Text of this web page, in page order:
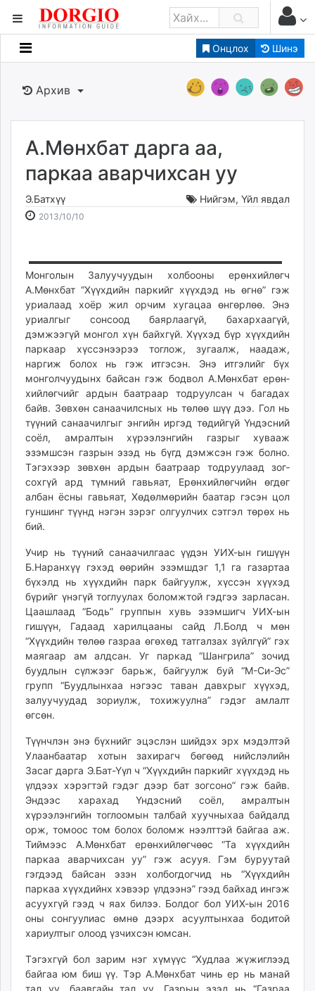
Онцлох Шинэ
Мэдээллийн
Банк санхүү
Бизнес ААН
Төрийн
dorgio.mn
Gogo.mn
zindaa.mn
Baabar.mn
tovch.mn
ikon.mn
mnb.mn
Livetv.mn
Eguur.mn
24tsag.mn
shuud.mn
eagle.mn
ergelt.mn
zarig.mn
today.mn
zuv.mn
mminfo.mn
urlag.mn
unen.mn
asu.mn
shudarga.mn
shuurhai.mn
unuudur.mn
isee.mn
mglradio.com
fact.mn
itoim.mn
shuum.mn
times.mn
tvmongolia.mn
mass.mn
unegui.mn
assa.mn
tac.mn
paparazzi.mn
unread.today
Архив
А.Мөнхбат дарга аа,
паркаа аварчихсан уу
Э.Батхүү Нийгэм, Үйл явдал
2013/10/10
16:51:59
02:53:45
Монголын Залуучуудын холбооны ерөнхийлөгч
А.Мөнхбат “Хүүхдийн пар­кийг хүүхдэд нь өгнө” гэж
уриалаад хоёр жил орчим хугацаа өнгөрлөө. Энэ
уриал­гыг сонсоод баярлаагүй, бахар­хаагүй,
дэмжээгүй мон­гол хүн байхгүй. Хүүхэд бүр хүүхдийн
паркаар хүс­сэнээрээ тоглож, зугаалж, наа­даж,
наргиж болох нь гэж итгэсэн. Энэ итгэлийг бүх
монголчуудынх байсан гэж бодвол А.Мөнхбат ерөн­
хийлөгчийг ардын баатраар тодруулсан ч багадах
байв. Зөвхөн санаачилсных нь төлөө шүү дээ. Гол нь
түүний санаа­чилгыг энгийн иргэд төдийгүй Үндэсний
соёл, амралтын хүрээлэнгийн газрыг хувааж
эзэмшсэн газрын эзэд нь бүгд дэмжсэн гэж болно.
Тэгэхээр зөвхөн ардын баатраар тодруулаад зог­
сохгүй ард түмний гавьяат, Ерөнхийлөгчийн өгдөг
албан ёсны гавьяат, Хөдөлмөрийн баатар гэсэн цол
гуншинг түүнд нэгэн зэрэг олгуулчих сэтгэл төрөх нь
бий.
Учир нь түүний санаачилгаас үүдэн УИХ-ын гишүүн
Б.Наранхүү гэхэд өөрийн эзэмшдэг 1,1 га газартаа
бүхэлд нь хүүхдийн парк байгуулж, хүссэн хүүхэд
бүрийг үнэгүй тоглуулах боломжтой гэдгээ зарласан.
Цаашлаад “Бодь” группын хувь эзэмшигч УИХ-ын
гишүүн, Гадаад харилцааны сайд Л.Болд ч мөн
“Хүүхдийн төлөө газраа өгөхөд татгалзах зүйлгүй” гэх
маягаар ам алдсан. Уг паркад “Шангрила” зочид
буудлын сүлжээг барьж, байгуулж буй “М-Си-Эс”
групп “Буудлынхаа нэгээс таван давхрыг хүүхэд,
залуучуудад зориулж, тохижуулна” гэдэг амлалт
өгсөн.
Түүнчлэн энэ бүхнийг эцэслэн шийдэх эрх мэдэлтэй
Улаанбаатар хотын захирагч бөгөөд нийслэлийн
Засаг дарга Э.Бат-Үүл ч “Хүүхдийн паркийг хүүхдэд нь
үлдээх хэрэгтэй гэдэг дээр бат зогсоно” гэж байв.
Эндээс харахад Үндэсний соёл, амралтын
хүрээлэнгийн тоглоомын талбай хуучныхаа байдалд
орж, томоос том болох боломж нээлттэй байгаа аж.
Тиймээс А.Мөнхбат ерөнхийлөгчөөс “Та хүүхдийн
паркаа аварчихсан уу” гэж асууя. Гэм буруутай
гэгдээд байсан эзэн холбогдогчид нь “Хүүхдийн
паркаа хүүхдийнх хэвээр үлдээнэ” гээд байхад ингэж
асуухгүй гээд ч яах билээ. Болдог бол УИХ-ын 2016
оны сонгуулиас өмнө дээрх асуултынхаа бодитой
хариултыг олоод үзчихсэн юмсан.
Тэгэхгүй бол зарим нэг хүмүүс “Худлаа жүжиглээд
байгаа юм биш үү. Тэр А.Мөнхбат чинь ер нь манай
тал уу, баавгайн тал уу. Газрын эзэд нь “Газраа